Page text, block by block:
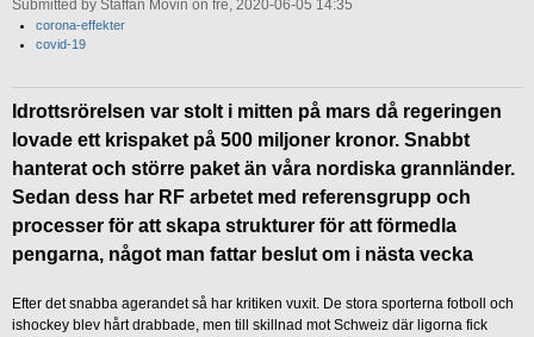
Submitted by Staffan Movin on fre, 2020-06-05 14:35
corona-effekter
covid-19
Idrottsrörelsen var stolt i mitten på mars då regeringen
lovade ett krispaket på 500 miljoner kronor. Snabbt
hanterat och större paket än våra nordiska grannländer.
Sedan dess har RF arbetet med referensgrupp och
processer för att skapa strukturer för att förmedla
pengarna, något man fattar beslut om i nästa vecka
Efter det snabba agerandet så har kritiken vuxit. De stora sporterna fotboll och
ishockey blev hårt drabbade, men till skillnad mot Schweiz där ligorna fick